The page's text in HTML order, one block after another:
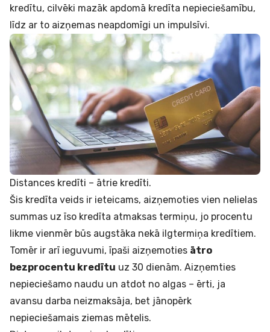
kredītu, cilvēki mazāk apdomā kredīta nepieciešamību,
līdz ar to aizņemas neapdomīgi un impulsīvi.
Distances kredīti – ātrie kredīti.
Šis kredīta veids ir ieteicams, aizņemoties vien nelielas
summas uz īso kredīta atmaksas termiņu, jo procentu
likme vienmēr būs augstāka nekā ilgtermiņa kredītiem.
Tomēr ir arī ieguvumi, īpaši aizņemoties ātro
bezprocentu kredītu uz 30 dienām. Aizņemties
nepieciešamo naudu un atdot no algas – ērti, ja
avansu darba neizmaksāja, bet jānopērk
nepieciešamais ziemas mētelis.